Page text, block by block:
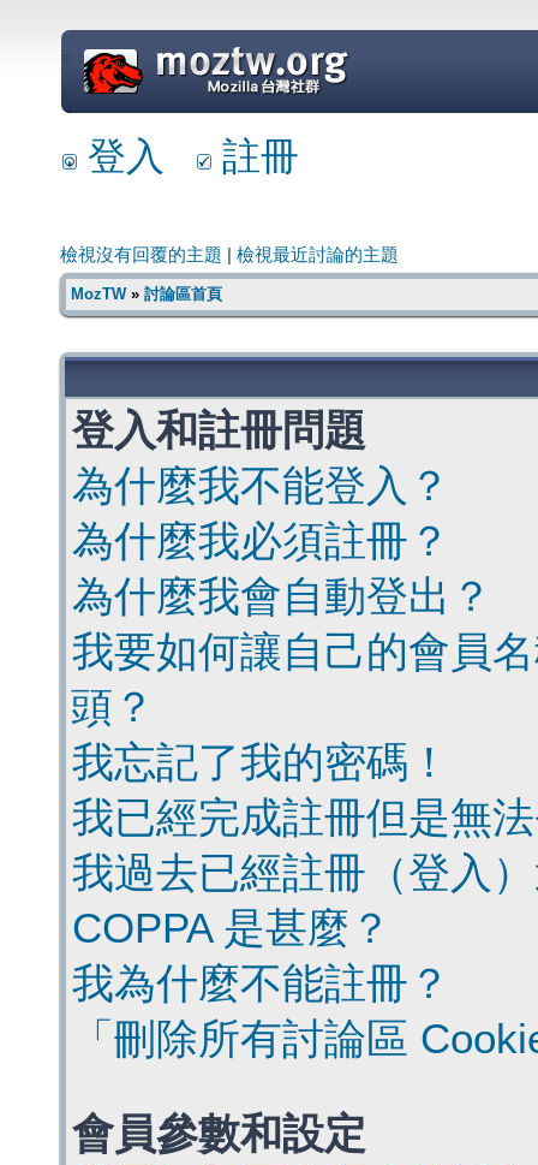
=
登入 註冊
檢視沒有回覆的主題 檢視最近討論的主題
MozTW» 討論區首頁
登入和註冊問題
為什麼我不能登入？
為什麼我必須註冊？
為什麼我會自動登出？
我要如何讓自己的會員
頭？
我忘記了我的密碼！
我已經完成註冊但是無
我過去已經註冊（登入
COPPA 是甚麼？
我為什麼不能註冊？
「刪除所有討論區
會員參數和設定